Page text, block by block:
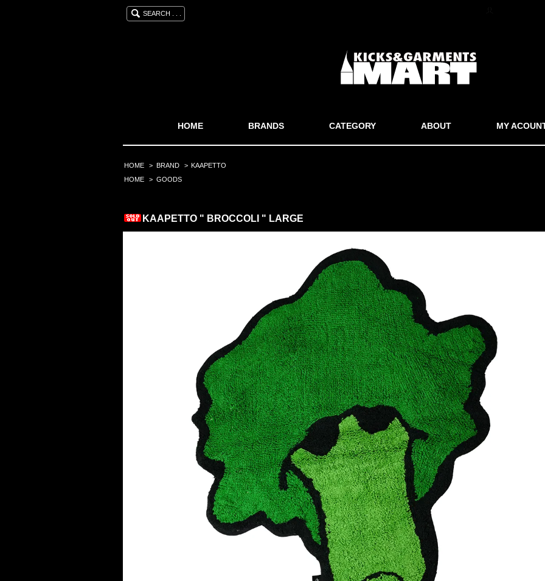
SEARCH . . .
HOME BRANDS CATEGORY ABOUT MY
HOME > BRAND > KAAPETTO
HOME
> GOODS
KAAPETTO " BROCCOLI " LARGE